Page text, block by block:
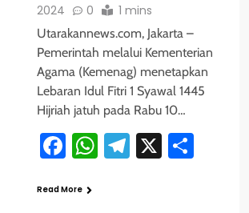
2024
0 1 mins
Utarakannews.com, Jakarta –
Pemerintah melalui Kementerian
Agama (Kemenag) menetapkan
Lebaran Idul Fitri 1 Syawal 1445
Hijriah jatuh pada Rabu 10…
Facebook
WhatsApp
Telegram
X
Read More